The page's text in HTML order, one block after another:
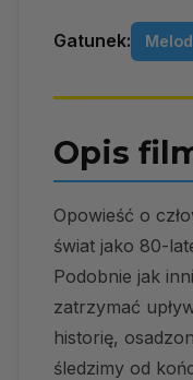
Gatunek:
Opis
Opowieść o
świat jako 80-
Podobnie jak
zatrzymać
historię,
śledzimy od